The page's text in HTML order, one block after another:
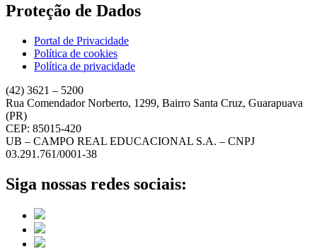
Proteção de Dados
Portal de Privacidade
Política de cookies
Política de privacidade
(42) 3621 – 5200
Rua Comendador Norberto, 1299, Bairro Santa Cruz, Guarapuava
(PR)
CEP: 85015-420
UB – CAMPO REAL EDUCACIONAL S.A. – CNPJ
03.291.761/0001-38
Siga nossas redes sociais: